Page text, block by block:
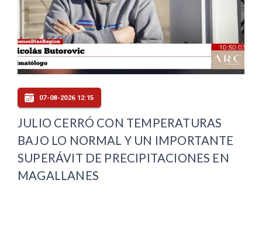
07-08-2026 12:15
JULIO CERRÓ CON TEMPERATURAS
BAJO LO NORMAL Y UN IMPORTANTE
SUPERÁVIT DE PRECIPITACIONES EN
MAGALLANES